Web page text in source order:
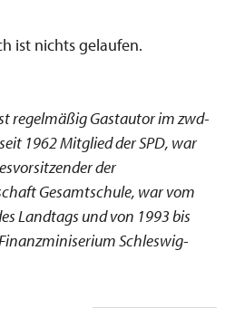
ist nichts gelaufen.
regelmäßig Gastautor im zwd-
1962 Mitglied der SPD, war
der
Gesamtschule, war vom
Landtags und von 1993 bis
Schleswig-